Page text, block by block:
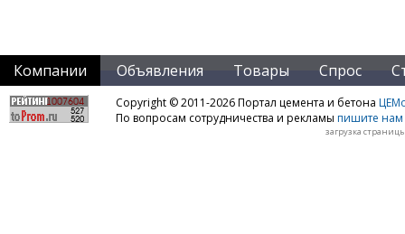
Компании Объявления Товары Спрос
Copyright © 2011-2026 Портал цемента и бетона
По вопросам сотрудничества и рекламы пишите нам
загрузка